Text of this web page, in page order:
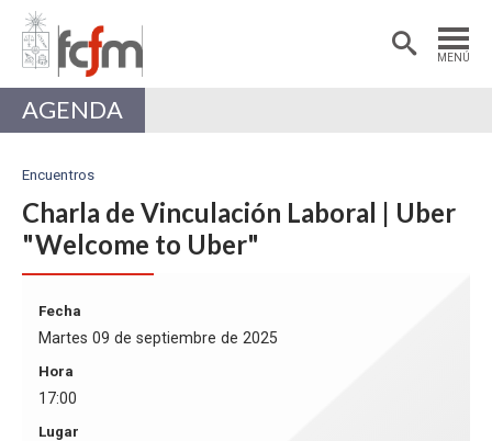
MENÚ
Estudiantes
Académicas/os
AGENDA
Encuentros
Charla de Vinculación Laboral | Uber
"Welcome to Uber"
Fecha
Martes 09 de septiembre de 2025
Hora
17:00
Lugar